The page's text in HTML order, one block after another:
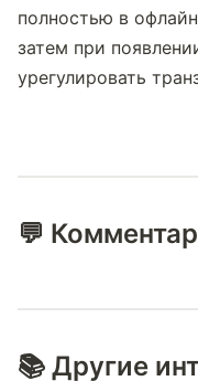
полностью в
затем при
урегулировать
💬
📚 Другие